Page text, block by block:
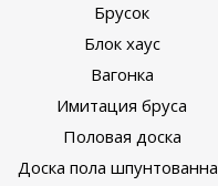
Брусок
Блок хаус
Вагонка
Имитация бруса
Половая доска
Доска пола